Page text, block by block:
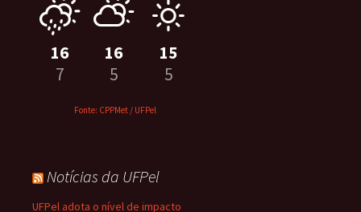
16
7
16
5
15
5
Fonte: CPPMet / UFPel
Notícias da UFPel
UFPel adota o nível de impacto